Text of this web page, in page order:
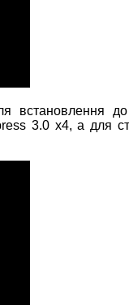
встановлення
3.0 x4, а для